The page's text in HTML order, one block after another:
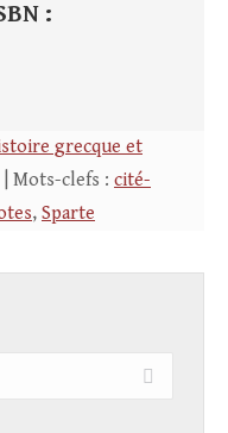
:
grecque et
| Mots-clefs : cité-
, Sparte